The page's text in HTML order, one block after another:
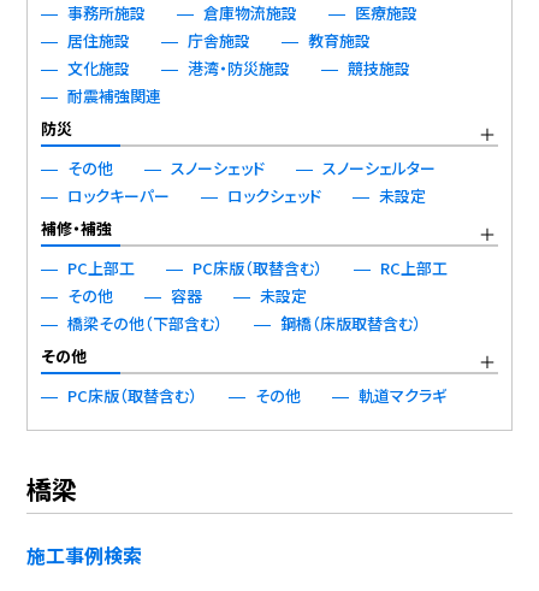
事務所施設
倉庫物流施設
医療施設
居住施設
庁舎施設
教育施設
文化施設
港湾・防災施設
競技施設
耐震補強関連
防災
その他
スノーシェッド
スノーシェルター
ロックキーパー
ロックシェッド
未設定
補修・補強
PC上部工
PC床版（取替含む）
RC上部工
その他
容器
未設定
橋梁その他（下部含む）
鋼橋（床版取替含む）
その他
PC床版（取替含む）
その他 軌道マクラギ
橋梁
施工事例検索